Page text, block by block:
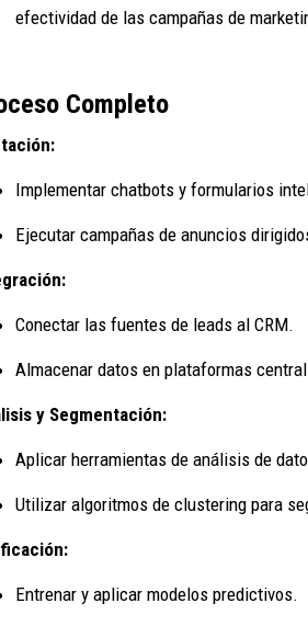
efectividad de las campañas de
Completo
Implementar chatbots y formularios
Ejecutar campañas de anuncios
Conectar las fuentes de leads al CRM.
Almacenar datos en plataformas
y Segmentación:
Aplicar herramientas de análisis de
Utilizar algoritmos de clustering para
Entrenar y aplicar modelos predictivos.